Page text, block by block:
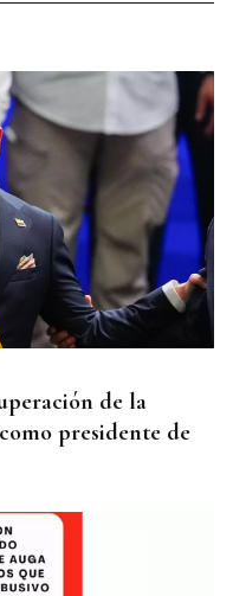
Jorge en el
de final
de la
presidente de